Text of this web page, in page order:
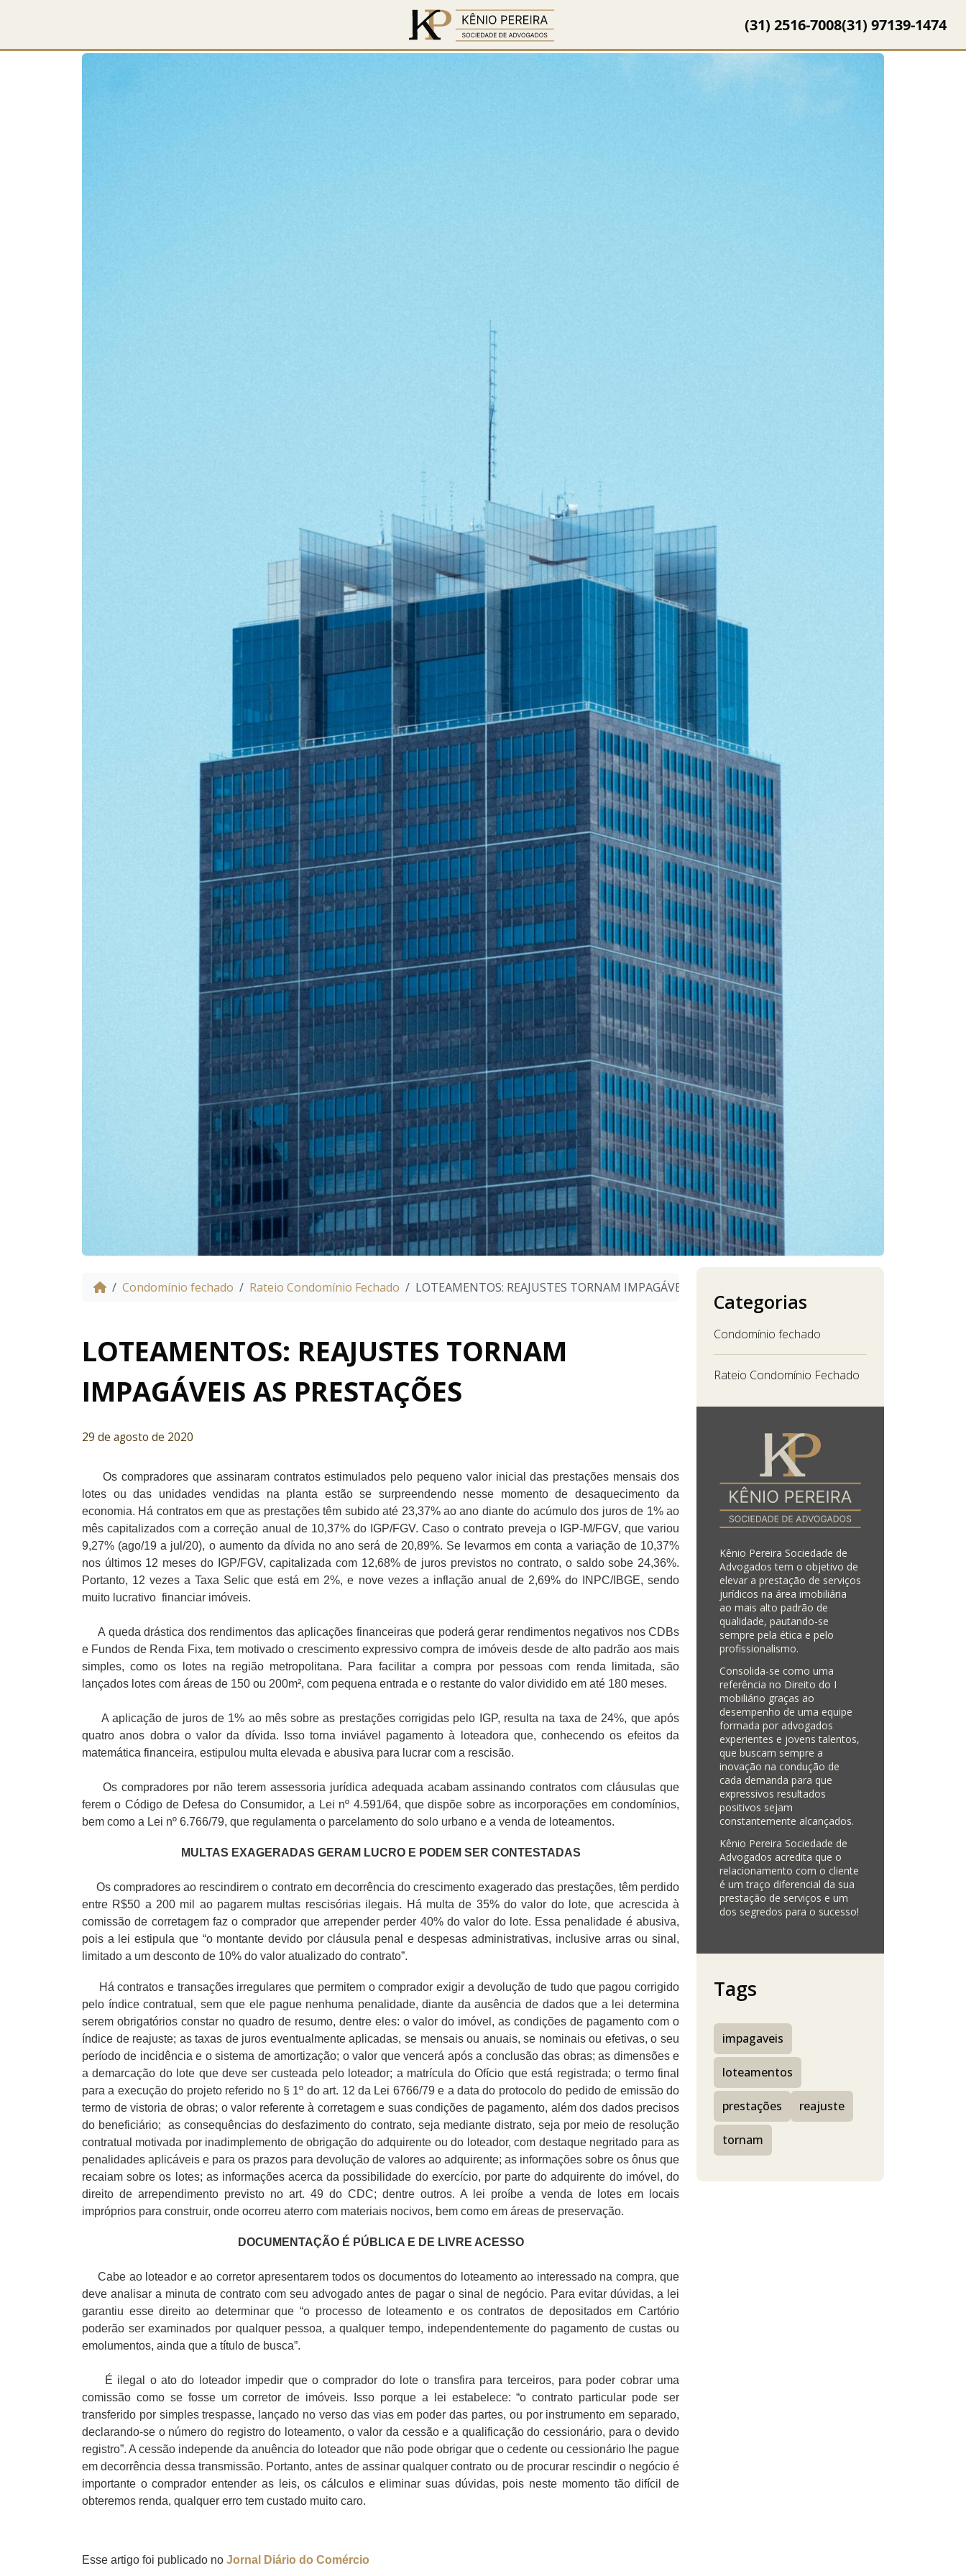
(31) 2516-7008(31) 97139-1474
Condomínio fechado Rateio Condomínio Fechado LOTEAMENTOS: REAJUSTES TORNAM IMPAGÁVEIS AS PRESTAÇÕES
LOTEAMENTOS: REAJUSTES TORNAM
IMPAGÁVEIS AS PRESTAÇÕES
29 de agosto de 2020
Os compradores que assinaram contratos estimulados pelo pequeno valor inicial das prestações mensais dos
lotes ou das unidades vendidas na planta estão se surpreendendo nesse momento de desaquecimento da
economia. Há contratos em que as prestações têm subido até 23,37% ao ano diante do acúmulo dos juros de 1% ao
mês capitalizados com a correção anual de 10,37% do IGP/FGV. Caso o contrato preveja o IGP-M/FGV, que variou
9,27% (ago/19 a jul/20), o aumento da dívida no ano será de 20,89%. Se levarmos em conta a variação de 10,37%
nos últimos 12 meses do IGP/FGV, capitalizada com 12,68% de juros previstos no contrato, o saldo sobe 24,36%.
Portanto, 12 vezes a Taxa Selic que está em 2%, e nove vezes a inflação anual de 2,69% do INPC/IBGE, sendo
muito lucrativo financiar imóveis.
A queda drástica dos rendimentos das aplicações financeiras que poderá gerar rendimentos negativos nos CDBs
e Fundos de Renda Fixa, tem motivado o crescimento expressivo compra de imóveis desde de alto padrão aos mais
simples, como os lotes na região metropolitana. Para facilitar a compra por pessoas com renda limitada, são
lançados lotes com áreas de 150 ou 200m², com pequena entrada e o restante do valor dividido em até 180 meses.
A aplicação de juros de 1% ao mês sobre as prestações corrigidas pelo IGP, resulta na taxa de 24%, que após
quatro anos dobra o valor da dívida. Isso torna inviável pagamento à loteadora que, conhecendo os efeitos da
matemática financeira, estipulou multa elevada e abusiva para lucrar com a rescisão.
Os compradores por não terem assessoria jurídica adequada acabam assinando contratos com cláusulas que
ferem o Código de Defesa do Consumidor, a Lei nº 4.591/64, que dispõe sobre as incorporações em condomínios,
bem como a Lei nº 6.766/79, que regulamenta o parcelamento do solo urbano e a venda de loteamentos.
MULTAS EXAGERADAS GERAM LUCRO E PODEM SER CONTESTADAS
Os compradores ao rescindirem o contrato em decorrência do crescimento exagerado das prestações, têm perdido
entre R$50 a 200 mil ao pagarem multas rescisórias ilegais. Há multa de 35% do valor do lote, que acrescida à
comissão de corretagem faz o comprador que arrepender perder 40% do valor do lote. Essa penalidade é abusiva,
pois a lei estipula que “o montante devido por cláusula penal e despesas administrativas, inclusive arras ou sinal,
limitado a um desconto de 10% do valor atualizado do contrato”.
Há contratos e transações irregulares que permitem o comprador exigir a devolução de tudo que pagou corrigido
pelo índice contratual, sem que ele pague nenhuma penalidade, diante da ausência de dados que a lei determina
serem obrigatórios constar no quadro de resumo, dentre eles: o valor do imóvel, as condições de pagamento com o
índice de reajuste; as taxas de juros eventualmente aplicadas, se mensais ou anuais, se nominais ou efetivas, o seu
período de incidência e o sistema de amortização; o valor que vencerá após a conclusão das obras; as dimensões e
a demarcação do lote que deve ser custeada pelo loteador; a matrícula do Ofício que está registrada; o termo final
para a execução do projeto referido no § 1º do art. 12 da Lei 6766/79 e a data do protocolo do pedido de emissão do
termo de vistoria de obras; o valor referente à corretagem e suas condições de pagamento, além dos dados precisos
do beneficiário; as consequências do desfazimento do contrato, seja mediante distrato, seja por meio de resolução
contratual motivada por inadimplemento de obrigação do adquirente ou do loteador, com destaque negritado para as
penalidades aplicáveis e para os prazos para devolução de valores ao adquirente; as informações sobre os ônus que
recaiam sobre os lotes; as informações acerca da possibilidade do exercício, por parte do adquirente do imóvel, do
direito de arrependimento previsto no art. 49 do CDC; dentre outros. A lei proíbe a venda de lotes em locais
impróprios para construir, onde ocorreu aterro com materiais nocivos, bem como em áreas de preservação.
DOCUMENTAÇÃO É PÚBLICA E DE LIVRE ACESSO
Cabe ao loteador e ao corretor apresentarem todos os documentos do loteamento ao interessado na compra, que
deve analisar a minuta de contrato com seu advogado antes de pagar o sinal de negócio. Para evitar dúvidas, a lei
garantiu esse direito ao determinar que “o processo de loteamento e os contratos de depositados em Cartório
poderão ser examinados por qualquer pessoa, a qualquer tempo, independentemente do pagamento de custas ou
emolumentos, ainda que a título de busca”.
É ilegal o ato do loteador impedir que o comprador do lote o transfira para terceiros, para poder cobrar uma
comissão como se fosse um corretor de imóveis. Isso porque a lei estabelece: “o contrato particular pode ser
transferido por simples trespasse, lançado no verso das vias em poder das partes, ou por instrumento em separado,
declarando-se o número do registro do loteamento, o valor da cessão e a qualificação do cessionário, para o devido
registro”. A cessão independe da anuência do loteador que não pode obrigar que o cedente ou cessionário lhe pague
em decorrência dessa transmissão. Portanto, antes de assinar qualquer contrato ou de procurar rescindir o negócio é
importante o comprador entender as leis, os cálculos e eliminar suas dúvidas, pois neste momento tão difícil de
obteremos renda, qualquer erro tem custado muito caro.
Esse artigo foi publicado no Jornal Diário do Comércio
Categorias
Condomínio fechado
Rateio Condomínio Fechado
Kênio Pereira Sociedade de
Advogados tem o objetivo de
elevar a prestação de serviços
jurídicos na área imobiliária
ao mais alto padrão de
qualidade, pautando-se
sempre pela ética e pelo
profissionalismo.
Consolida-se como uma
referência no Direito do I​
mobiliário graças ao
desempenho de uma equipe
formada por advogados
experientes e jovens talentos,
que buscam sempre a
inovação na condução de
cada demanda para que
expressivos resultados
positivos sejam
constantemente alcançados.
Kênio Pereira Sociedade de
Advogados acredita que o
relacionamento com o cliente
é um traço diferencial da sua
prestação de serviços e um
dos segredos para o sucesso!
Tags
impagaveis
loteamentos
prestações reajuste
tornam